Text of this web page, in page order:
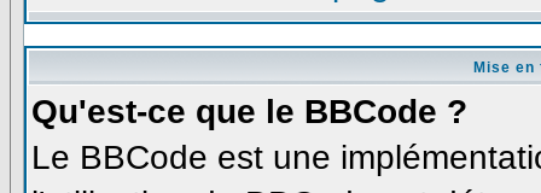
Mise
Qu'est-ce que le BBCode ?
Le BBCode est une